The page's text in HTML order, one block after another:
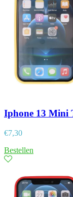
Iphone 13 Mini
€7,30
Bestellen